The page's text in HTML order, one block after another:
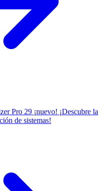
Pro 29 ¡nuevo! ¡Descubre la
de sistemas!